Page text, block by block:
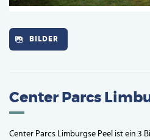
BILDER
Center Parcs
Center Parcs Limburgse Peel ist ein 3